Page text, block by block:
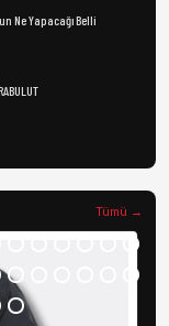
Ne Yapacağı Belli
Tümü →